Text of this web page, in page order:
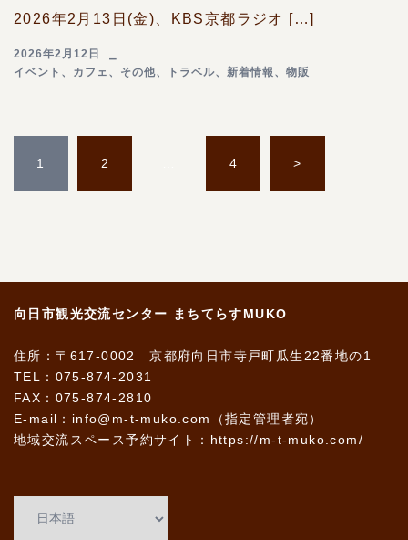
2026年2月13日(金)、KBS京都ラジオ […]
2026年2月12日
イベント 、 カフェ 、 その他、 トラベル、 新着情報 、 物販
り
1 2 4 >
向日市観光交流センター まちてらすMUKO
住所：〒617-0002 京都府向日市寺戸町瓜生22番地の1
TEL：075-874-2031
FAX：075-874-2810
E-mail：info@m-t-muko.com（指定管理者宛）
地域交流スペース予約サイト： https://m-t-muko.com/